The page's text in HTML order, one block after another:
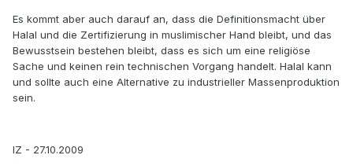
Es kommt aber auch darauf an, dass die Definitionsmacht über
Halal und die Zertifizierung in muslimischer Hand bleibt, und das
Bewusstsein bestehen bleibt, dass es sich um eine religiöse
Sache und keinen rein technischen Vorgang handelt. Halal kann
und sollte auch eine Alternative zu industrieller Massenproduktion
sein.
IZ - 27.10.2009